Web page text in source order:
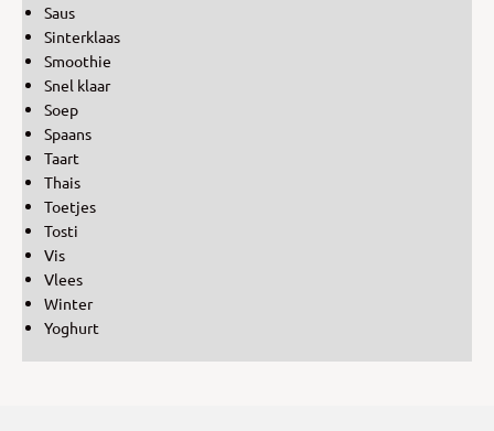
Saus
Sinterklaas
Smoothie
Snel klaar
Soep
Spaans
Taart
Thais
Toetjes
Tosti
Vis
Vlees
Winter
Yoghurt